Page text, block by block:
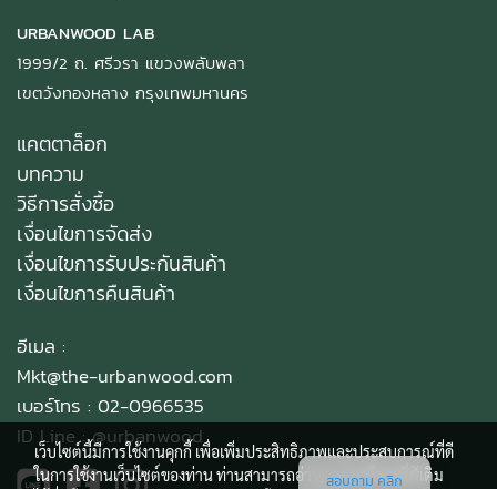
URBANWOOD LAB
1999/2 ถ. ศรีวรา แขวงพลับพลา
เขตวังทองหลาง กรุงเทพมหานคร
แคตตาล็อก
บทความ
วิธีการสั่งซื้อ
เงื่อนไขการจัดส่ง
เงื่อนไขการรับประกันสินค้า
เงื่อนไขการคืนสินค้า
อีเมล :
Mkt@the-urbanwood.com
เบอร์โทร : 02-0966535
ID Line :@urbanwood
เว็บไซต์นี้มีการใช้งานคุกกี้ เพื่อเพิ่มประสิทธิภาพและประสบการณ์ที่ดี
ในการใช้งานเว็บไซต์ของท่าน ท่านสามารถอ่านรายละเอียดเพิ่มเติม
สอบถาม คลิก